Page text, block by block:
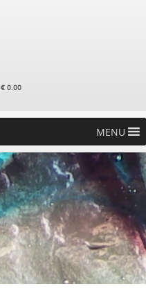
€0.00
MENU